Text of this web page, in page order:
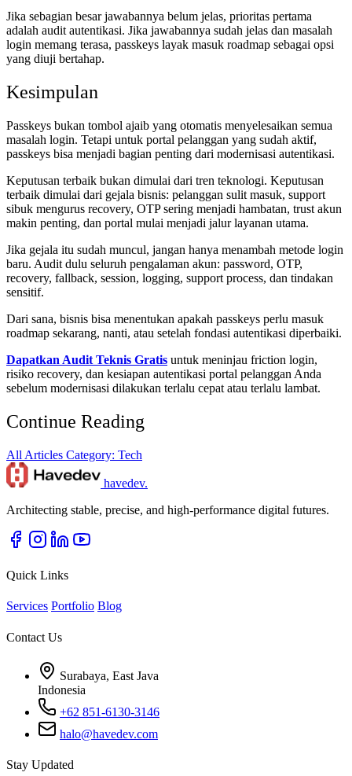
Jika sebagian besar jawabannya belum jelas, prioritas pertama
adalah audit autentikasi. Jika jawabannya sudah jelas dan masalah
login memang terasa, passkeys layak masuk roadmap sebagai opsi
yang diuji bertahap.
Kesimpulan
Passkeys bukan tombol ajaib yang otomatis menyelesaikan semua
masalah login. Tetapi untuk portal pelanggan yang sudah aktif,
passkeys bisa menjadi bagian penting dari modernisasi autentikasi.
Keputusan terbaik bukan dimulai dari tren teknologi. Keputusan
terbaik dimulai dari gejala bisnis: pelanggan sulit masuk, support
sibuk mengurus recovery, OTP sering menjadi hambatan, trust akun
makin penting, dan portal mulai menjadi jalur layanan utama.
Jika gejala itu sudah muncul, jangan hanya menambah metode login
baru. Audit dulu seluruh pengalaman akun: password, OTP,
recovery, fallback, session, logging, support process, dan tindakan
sensitif.
Dari sana, bisnis bisa menentukan apakah passkeys perlu masuk
roadmap sekarang, nanti, atau setelah fondasi autentikasi diperbaiki.
Dapatkan Audit Teknis Gratis untuk meninjau friction login,
risiko recovery, dan kesiapan autentikasi portal pelanggan Anda
sebelum modernisasi dilakukan terlalu cepat atau terlalu lambat.
Continue Reading
All Articles Category: Tech
havedev.
Architecting stable, precise, and high-performance digital futures.
Quick Links
Services Portfolio Blog
Contact Us
Surabaya, East Java
Indonesia
+62 851-6130-3146
halo@havedev.com
Stay Updated